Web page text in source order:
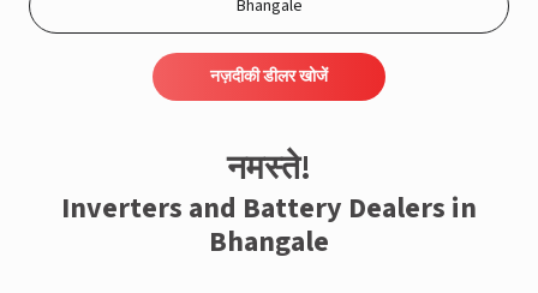
नज़दीकी डीलर खोजें
नमस्ते!
Inverters and Battery Dealers in
Bhangale